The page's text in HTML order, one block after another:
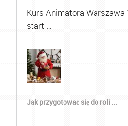
Kurs Animatora Warszawa
start …
Jak przygotować się do roli ...